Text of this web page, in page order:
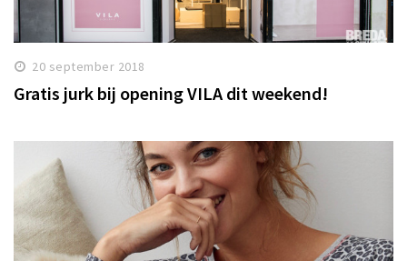
20 september 2018
Gratis jurk bij opening VILA dit weekend!